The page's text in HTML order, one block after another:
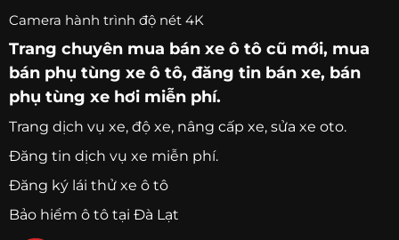
Camera hành trình độ nét 4K
Trang chuyên mua bán xe ô tô cũ mới, mua
bán phụ tùng xe ô tô, đăng tin bán xe, bán
phụ tùng xe hơi miễn phí.
Trang dịch vụ xe, độ xe, nâng cấp xe, sửa xe oto.
Đăng tin dịch vụ xe miễn phí.
Đăng ký lái thử xe ô tô
Bảo hiểm ô tô tại Đà Lạt